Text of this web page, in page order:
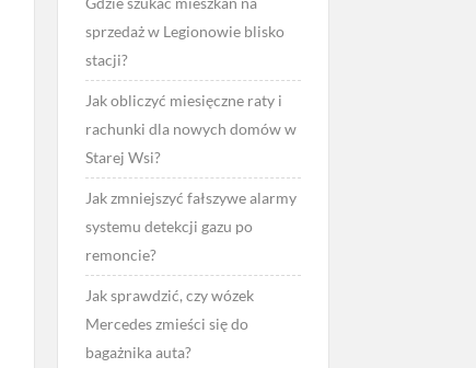
sprzedaż w Legionowie blisko
stacji?
Jak obliczyć miesięczne raty i
rachunki dla nowych domów w
Starej Wsi?
Jak zmniejszyć fałszywe alarmy
systemu detekcji gazu po
remoncie?
Jak sprawdzić, czy wózek
Mercedes zmieści się do
bagażnika auta?